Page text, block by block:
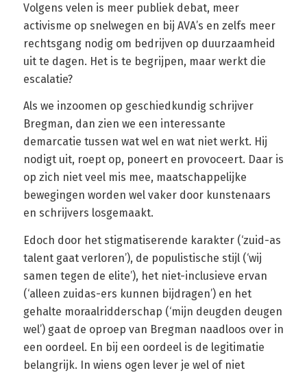
Volgens velen is meer publiek debat, meer
activisme op snelwegen en bij AVA’s en zelfs meer
rechtsgang nodig om bedrijven op duurzaamheid
uit te dagen. Het is te begrijpen, maar werkt die
escalatie?
Als we inzoomen op geschiedkundig schrijver
Bregman, dan zien we een interessante
demarcatie tussen wat wel en wat niet werkt. Hij
nodigt uit, roept op, poneert en provoceert. Daar is
op zich niet veel mis mee, maatschappelijke
bewegingen worden wel vaker door kunstenaars
en schrijvers losgemaakt.
Edoch door het stigmatiserende karakter (‘zuid-as
talent gaat verloren’), de populistische stijl (‘wij
samen tegen de elite’), het niet-inclusieve ervan
(‘alleen zuidas-ers kunnen bijdragen’) en het
gehalte moraalridderschap (‘mijn deugden deugen
wel’) gaat de oproep van Bregman naadloos over in
een oordeel. En bij een oordeel is de legitimatie
belangrijk. In wiens ogen lever je wel of niet